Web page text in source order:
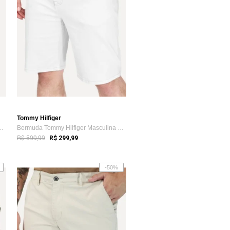
Sarja B...
Tommy Hilfiger
Bermuda Tommy Hilfiger Masculina Sarja B...
R$ 599,99 R$ 299,99
-50%